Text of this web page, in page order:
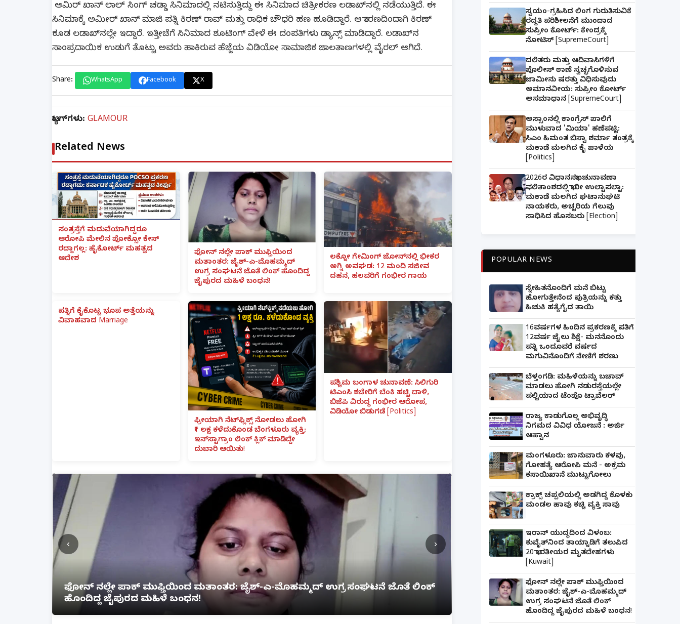
ಆಮಿರ್ ಖಾನ್ ಲಾಲ್​ ಸಿಂಗ್ ಚಡ್ಡಾ ಸಿನಿಮಾದಲ್ಲಿ ನಟಿಸುತ್ತಿದ್ದು ಈ ಸಿನಿಮಾದ ಚಿತ್ರೀಕರಣ ಲಡಾಖ್​ನಲ್ಲಿ ನಡೆಯುತ್ತಿದೆ. ಈ
ಸಿನಿಮಾಕ್ಕೆ ಅಮೀರ್ ಖಾನ್ ಮಾಜಿ ಪತ್ನಿ ಕಿರಣ್ ರಾವ್ ಮತ್ತು ರಾಧಿಕ ಚೌಧರಿ ಹಣ ಹೂಡಿದ್ದಾರೆ. ಆ ಕಾರಣದಿಂದಾಗಿ ಕಿರಣ್
ಕೂಡ ಲಡಾಖ್​ನಲ್ಲೇ ಇದ್ದಾರೆ. ಇತ್ತೀಚೆಗೆ ಸಿನಿಮಾದ ಶೂಟಿಂಗ್ ವೇಳೆ ಈ ದಂಪತಿಗಳು ಡ್ಯಾನ್ಸ್ ಮಾಡಿದ್ದಾರೆ. ಲಡಾಖ್​ನ
ಸಾಂಪ್ರದಾಯಿಕ ಉಡುಗೆ ತೊಟ್ಟು ಅವರು ಹಾಕಿರುವ ಹೆಜ್ಜೆಯ ವಿಡಿಯೋ ಸಾಮಾಜಿಕ ಜಾಲತಾಣಗಳಲ್ಲಿ ವೈರಲ್ ಆಗಿದೆ.
Share: WhatsApp Facebook X
ಟ್ಯಾಗ್‌ಗಳು: GLAMOUR
Related News
ಸಂತ್ರಸ್ತೆಗೆ ಮದುವೆಯಾಗಿದ್ದರೂ
ಆರೋಪಿ ಮೇಲಿನ ಪೋಕ್ಸೋ ಕೇಸ್
ರದ್ದಾಗಲ್ಲ: ಹೈಕೋರ್ಟ್ ಮಹತ್ವದ
ಆದೇಶ
ಫೋನ್ ನಲ್ಲೇ ಪಾಕ್ ಮುಫ್ತಿಯಿಂದ
ಮತಾಂತರ: ಜೈಶ್-ಎ-ಮೊಹಮ್ಮದ್
ಉಗ್ರ ಸಂಘಟನೆ ಜೊತೆ ಲಿಂಕ್ ಹೊಂದಿದ್ದ
ಜೈಪುರದ ಮಹಿಳೆ ಬಂಧನ!
ಲಕ್ನೋ ಗೇಮಿಂಗ್ ಜೋನ್‌ನಲ್ಲಿ ಭೀಕರ
ಅಗ್ನಿ ಅವಘಡ: 12 ಮಂದಿ ಸಜೀವ
ದಹನ, ಹಲವರಿಗೆ ಗಂಭೀರ ಗಾಯ
ಪತ್ನಿಗೆ ಕೈಕೊಟ್ಟ ಭೂಪ ಅತ್ತೆಯನ್ನು
ವಿವಾಹವಾದ Marriage
ಫ್ರೀಯಾಗಿ ನೆಟ್‌ಫ್ಲಿಕ್ಸ್ ನೋಡಲು ಹೋಗಿ
₹1 ಲಕ್ಷ ಕಳೆದುಕೊಂಡ ಬೆಂಗಳೂರು ವ್ಯಕ್ತಿ;
ಇನ್‌ಸ್ಟಾಗ್ರಾಂ ಲಿಂಕ್ ಕ್ಲಿಕ್ ಮಾಡಿದ್ದೇ
ದುಬಾರಿ ಆಯಿತು!
ಪಶ್ಚಿಮ ಬಂಗಾಳ ಚುನಾವಣೆ: ಸಿಲಿಗುರಿ
ಟಿಎಂಸಿ ಕಚೇರಿಗೆ ಬೆಂಕಿ ಹಚ್ಚಿ ದಾಳಿ,
ಬಿಜೆಪಿ ವಿರುದ್ಧ ಗಂಭೀರ ಆರೋಪ,
ವಿಡಿಯೋ ಬಿಡುಗಡೆ [Politics]
ಲಕ್ನೋ ಗೇಮಿಂಗ್ ಜೋನ್‌ನಲ್ಲಿ ಭೀಕರ ಅಗ್ನಿ ಅವಘಡ: 12 ಮಂದಿ ಸಜೀವ ದಹನ, ಹಲವರಿಗೆ ಗಂಭೀರ
ಗಾಯ
ಪತ್ನಿಗೆ ಕೈಕೊಟ್ಟ ಭೂಪ ಅತ್ತೆಯನ್ನು ವಿವಾಹವಾದ
‹ ›
ಸ್ವಯಂ-ಗ್ರಹಿಸಿದ ಲಿಂಗ ಗುರುತಿಸುವಿಕೆ
ರದ್ದತಿ ಪರಿಶೀಲನೆಗೆ ಮುಂದಾದ
ಸುಪ್ರೀಂ ಕೋರ್ಟ್: ಕೇಂದ್ರಕ್ಕೆ
ನೋಟಿಸ್ [SupremeCourt]
ದಲಿತರು ಮತ್ತು ಆದಿವಾಸಿಗಳಿಗೆ
ಪೊಲೀಸ್ ಠಾಣೆ ಸ್ವಚ್ಛಗೊಳಿಸುವ
ಜಾಮೀನು ಷರತ್ತು ವಿಧಿಸುವುದು
ಅಮಾನವೀಯ: ಸುಪ್ರೀಂ ಕೋರ್ಟ್
ಅಸಮಾಧಾನ [SupremeCourt]
ಅಸ್ಸಾಂನಲ್ಲಿ ಕಾಂಗ್ರೆಸ್ ಪಾಲಿಗೆ
ಮುಳುವಾದ 'ಮಿಯಾ' ಹಣೆಪಟ್ಟಿ:
ಸಿಎಂ ಹಿಮಂತ ಬಿಸ್ವಾ ಶರ್ಮಾ ತಂತ್ರಕ್ಕೆ
ಮಕಾಡೆ ಮಲಗಿದ ಕೈ ಪಾಳೆಯ
[Politics]
2026ರ ವಿಧಾನಸಭಾ ಚುನಾವಣಾ
ಫಲಿತಾಂಶದಲ್ಲಿ ಭಾರೀ ಉಲ್ಟಾಪಲ್ಟಾ:
ಮಕಾಡೆ ಮಲಗಿದ ಘಟಾನುಘಟಿ
ನಾಯಕರು, ಅಚ್ಚರಿಯ ಗೆಲುವು
ಸಾಧಿಸಿದ ಹೊಸಬರು [Election]
POPULAR NEWS
ಸ್ನೇಹಿತನೊಂದಿಗೆ ಮನೆ ಬಿಟ್ಟು
ಹೋಗುತ್ತೇನೆಂದ ಪುತ್ರಿಯನ್ನು ಕತ್ತು
ಹಿಚುಕಿ ಹತ್ಯೆಗೈದ ತಾಯಿ
16ವರ್ಷಗಳ ಹಿಂದಿನ ಪ್ರಕರಣಕ್ಕೆ ಪತಿಗೆ
12ವರ್ಷ ಜೈಲು ಶಿಕ್ಷೆ- ಮನನೊಂದು
ಪತ್ನಿ ಒಂದೂವರೆ ವರ್ಷದ
ಮಗುವಿನೊಂದಿಗೆ ನೇಣಿಗೆ ಶರಣು
ಬೆಳ್ತಂಗಡಿ: ಮಹಿಳೆಯನ್ನು ಬಚಾವ್
ಮಾಡಲು ಹೋಗಿ ನಡುರಸ್ತೆಯಲ್ಲೇ
ಪಲ್ಟಿಯಾದ ಟೆಂಪೊ ಟ್ರಾವೆಲರ್
ರಾಜ್ಯ ಕಾಡುಗೊಲ್ಲ ಅಭಿವೃದ್ಧಿ
ನಿಗಮದ ವಿವಿಧ ಯೋಜನೆ : ಅರ್ಜಿ
ಆಹ್ವಾನ
ಮಂಗಳೂರು: ಜಾನುವಾರು ಕಳವು,
ಗೋಹತ್ಯೆ ಆರೋಪಿ ಮನೆ - ಅಕ್ರಮ
ಕಸಾಯಿಖಾನೆ ಮುಟ್ಟುಗೋಲು
ಕ್ರಾಕ್ಸ್ ಚಪ್ಪಲಿಯಲ್ಲಿ ಅಡಗಿದ್ದ ಕೊಳಕು
ಮಂಡಲ ಹಾವು ಕಚ್ಚಿ ವ್ಯಕ್ತಿ ಸಾವು
ಇರಾನ್ ಯುದ್ಧದಿಂದ ವಿಳಂಬ:
ಕುವೈತ್‌ನಿಂದ ತಾಯ್ನಾಡಿಗೆ ತಲುಪಿದ
20 ಭಾರತೀಯರ ಮೃತದೇಹಗಳು
[Kuwait]
ಫೋನ್ ನಲ್ಲೇ ಪಾಕ್ ಮುಫ್ತಿಯಿಂದ
ಮತಾಂತರ: ಜೈಶ್-ಎ-ಮೊಹಮ್ಮದ್
ಉಗ್ರ ಸಂಘಟನೆ ಜೊತೆ ಲಿಂಕ್
ಹೊಂದಿದ್ದ ಜೈಪುರದ ಮಹಿಳೆ ಬಂಧನ!